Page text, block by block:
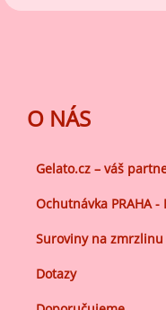
O NÁS
Gelato.cz – váš
Ochutnávka PRAHA
Suroviny na zmrzlinu
Dotazy